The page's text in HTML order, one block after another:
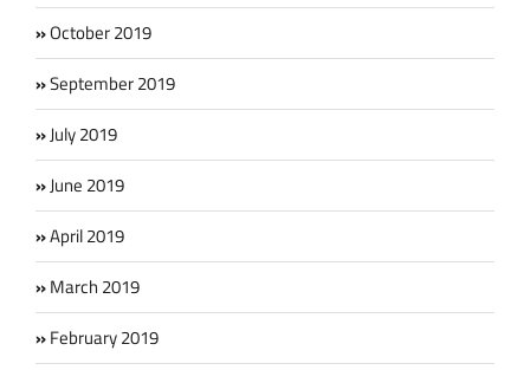
October 2019
September 2019
July 2019
June 2019
April 2019
March 2019
February 2019